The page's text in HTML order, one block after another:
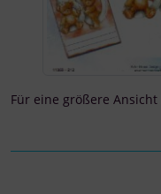
Für eine größere